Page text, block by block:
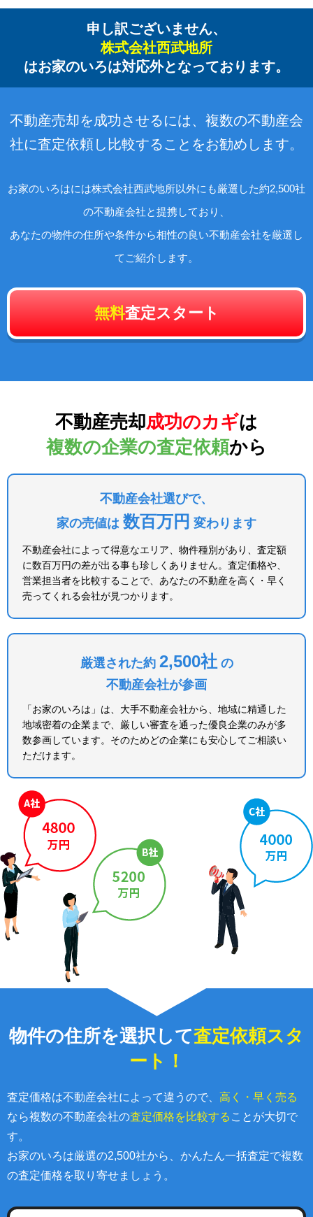
申し訳ございません、
株式会社西武地所
はお家のいろは対応外となっております。
不動産売却を成功させるには、複数の不動産会
社に査定依頼し比較することをお勧めします。
お家のいろはには株式会社西武地所以外にも厳選した約2,500社
の不動産会社と提携しており、
あなたの物件の住所や条件から相性の良い不動産会社を厳選し
てご紹介します。
無料査定スタート
不動産売却成功のカギは
複数の企業の査定依頼から
不動産会社選びで、
家の売値は 数百万円 変わります
不動産会社によって得意なエリア、物件種別があり、査定額
に数百万円の差が出る事も珍しくありません。査定価格や、
営業担当者を比較することで、あなたの不動産を高く・早く
売ってくれる会社が見つかります。
厳選された約 2,500社 の
不動産会社が参画
「お家のいろは」は、大手不動産会社から、地域に精通した
地域密着の企業まで、厳しい審査を通った優良企業のみが多
数参画しています。そのためどの企業にも安心してご相談い
ただけます。
物件の住所を選択して査定依頼スタ
ート！
査定価格は不動産会社によって違うので、 高く・早く売る
なら複数の不動産会社の査定価格を比較する ことが大切で
す。
お家のいろは厳選の2,500社から、かんたん一括査定で複数
の査定価格を取り寄せましょう。